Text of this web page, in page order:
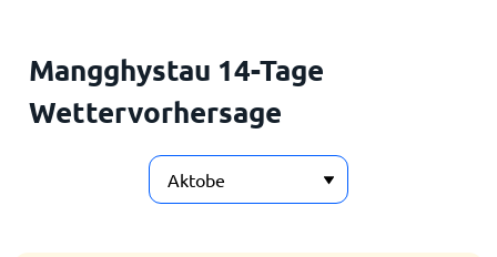
Mangghystau 14-Tage
Wettervorhersage